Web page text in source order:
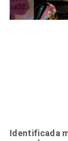
Identificada